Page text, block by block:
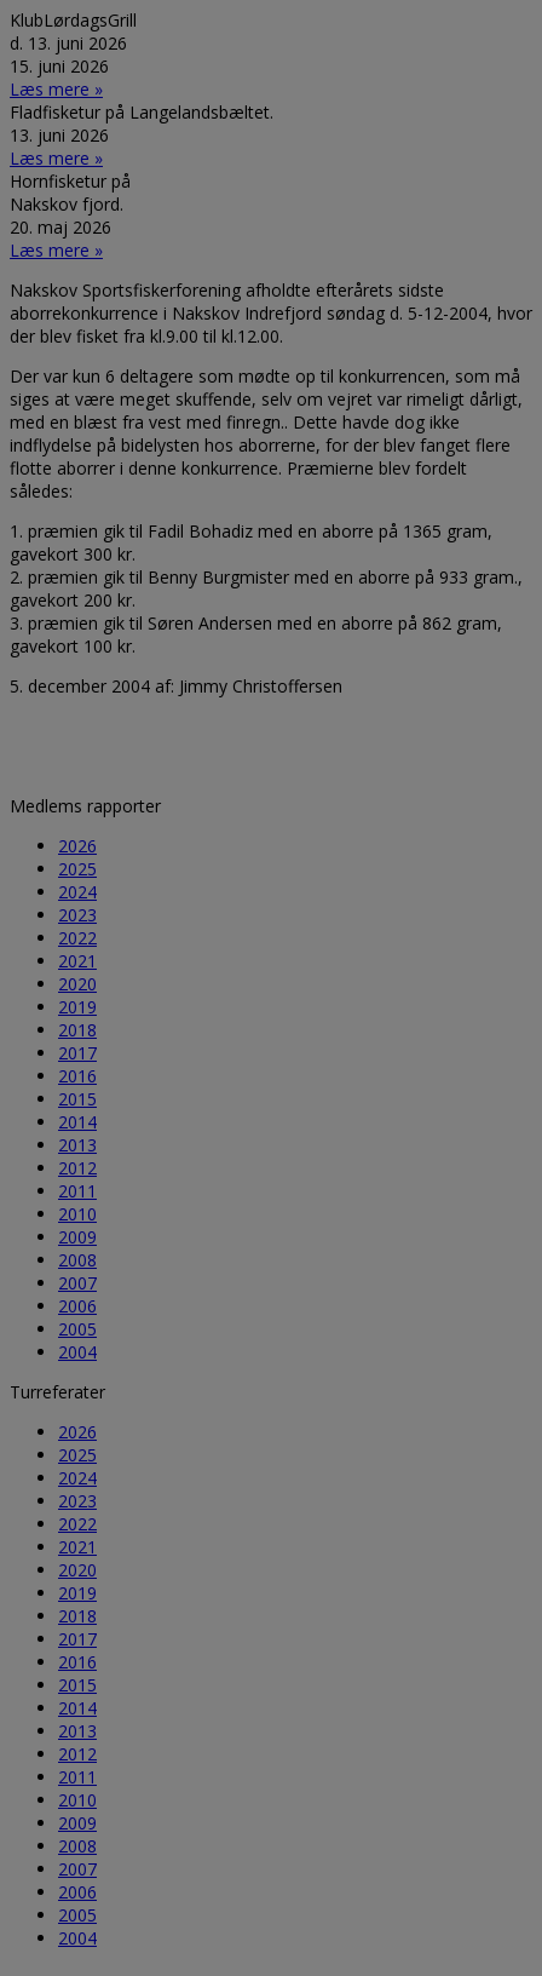
KlubLørdagsGrill
d. 13. juni 2026
15. juni 2026
Læs mere »
Fladfisketur på Langelandsbæltet.
13. juni 2026
Læs mere »
Hornfisketur på
Nakskov fjord.
20. maj 2026
Læs mere »
Nakskov Sportsfiskerforening afholdte efterårets sidste
aborrekonkurrence i Nakskov Indrefjord søndag d. 5-12-2004, hvor
der blev fisket fra kl.9.00 til kl.12.00.
Der var kun 6 deltagere som mødte op til konkurrencen, som må
siges at være meget skuffende, selv om vejret var rimeligt dårligt,
med en blæst fra vest med finregn.. Dette havde dog ikke
indflydelse på bidelysten hos aborrerne, for der blev fanget flere
flotte aborrer i denne konkurrence. Præmierne blev fordelt
således:
1. præmien gik til Fadil Bohadiz med en aborre på 1365 gram,
gavekort 300 kr.
2. præmien gik til Benny Burgmister med en aborre på 933 gram.,
gavekort 200 kr.
3. præmien gik til Søren Andersen med en aborre på 862 gram,
gavekort 100 kr.
5. december 2004 af: Jimmy Christoffersen
Medlems rapporter
2026
2025
2024
2023
2022
2021
2020
2019
2018
2017
2016
2015
2014
2013
2012
2011
2010
2009
2008
2007
2006
2005
2004
Turreferater
2026
2025
2024
2023
2022
2021
2020
2019
2018
2017
2016
2015
2014
2013
2012
2011
2010
2009
2008
2007
2006
2005
2004